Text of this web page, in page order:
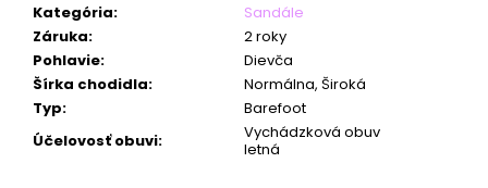
Kategória:
Sandále
Záruka:
2 roky
Pohlavie:
Dievča
Šírka chodidla:
Normálna, Široká
Typ:
Barefoot
Účelovosť obuvi:
Vychádzková obuv
letná
m
e